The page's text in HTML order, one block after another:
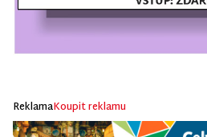
ReklamaKoupit reklamu